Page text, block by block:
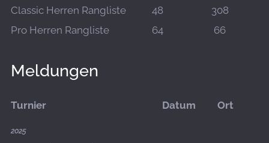
Classic Herren Rangliste 48
308
Pro Herren Rangliste
64 66
Meldungen
Turnier Datum Ort
2025